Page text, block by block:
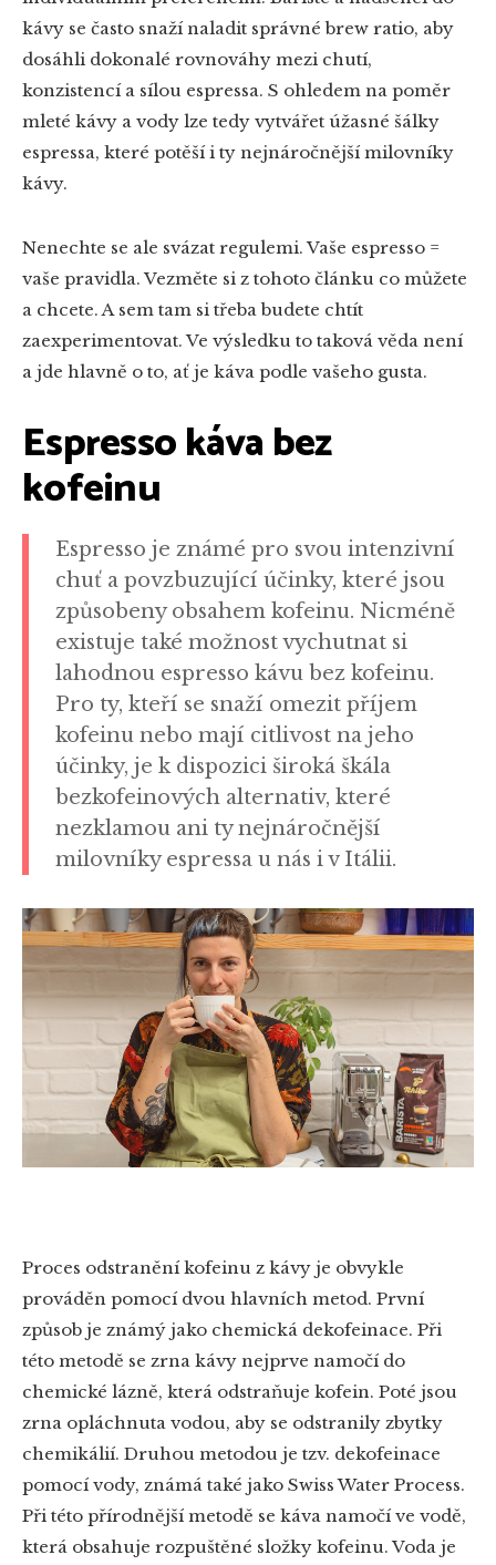
kávy se často snaží naladit správné brew ratio, aby
dosáhli dokonalé rovnováhy mezi chutí,
konzistencí a sílou espressa. S ohledem na poměr
mleté kávy a vody lze tedy vytvářet úžasné šálky
espressa, které potěší i ty nejnáročnější milovníky
kávy.
Nenechte se ale svázat regulemi. Vaše espresso =
vaše pravidla. Vezměte si z tohoto článku co můžete
a chcete. A sem tam si třeba budete chtít
zaexperimentovat. Ve výsledku to taková věda není
a jde hlavně o to, ať je káva podle vašeho gusta.
Espresso káva bez
kofeinu
Espresso je známé pro svou intenzivní
chuť a povzbuzující účinky, které jsou
způsobeny obsahem kofeinu. Nicméně
existuje také možnost vychutnat si
lahodnou espresso kávu bez kofeinu.
Pro ty, kteří se snaží omezit příjem
kofeinu nebo mají citlivost na jeho
účinky, je k dispozici široká škála
bezkofeinových alternativ, které
nezklamou ani ty nejnáročnější
milovníky espressa u nás i v Itálii.
Proces odstranění kofeinu z kávy je obvykle
prováděn pomocí dvou hlavních metod. První
způsob je známý jako chemická dekofeinace. Při
této metodě se zrna kávy nejprve namočí do
chemické lázně, která odstraňuje kofein. Poté jsou
zrna opláchnuta vodou, aby se odstranily zbytky
chemikálií. Druhou metodou je tzv. dekofeinace
pomocí vody, známá také jako Swiss Water Process.
Při této přírodnější metodě se káva namočí ve vodě,
která obsahuje rozpuštěné složky kofeinu. Voda je